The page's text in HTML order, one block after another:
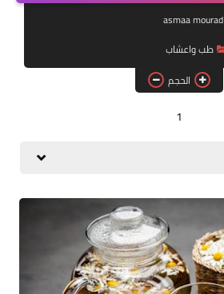
الحمل ولادة
الصحة والجمال
تفسير احلام
asmaa mourad
طب واعشاب
الحجم
1